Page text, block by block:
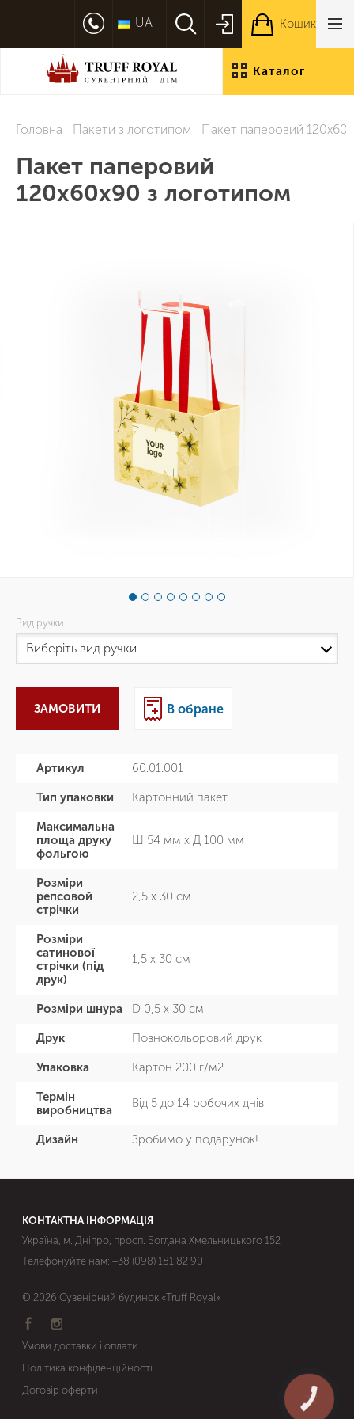
Каталог
UA Кошик
Головна Пакети з логотипом Пакет паперовий
Пакет паперовий
120х60х90 з логотипом
Вид ручки
ЗАМОВИТИ В обране
Артикул 60.01.001
Тип упаковки Картонний пакет
Максимальна
площа друку
фольгою
Ш 54 мм х Д 100 мм
Розміри
репсовой
стрічки
2,5 х 30 см
Розміри
сатинової
стрічки (під
друк)
1,5 х 30 см
Розміри шнура D 0,5 х 30 см
Друк Повнокольоровий друк
Упаковка Картон 200 г/м2
Термін
виробництва
Від 5 до 14 робочих днів
Дизайн Зробимо у подарунок!
КОНТАКТНА ІНФОРМАЦІЯ
Україна, м. Дніпро, просп. Богдана Хмельницького 152
Телефонуйте нам: +38 (098) 181 82 90
© 2026 Сувенірний будинок «Truff Royal»
Умови доставки і оплати
Політика конфіденційності
Договір оферти
КНОПКА
ЗВ'ЯЗКУ